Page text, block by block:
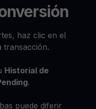
haz clic en el
transacción.
Historial de
.
puede diferir